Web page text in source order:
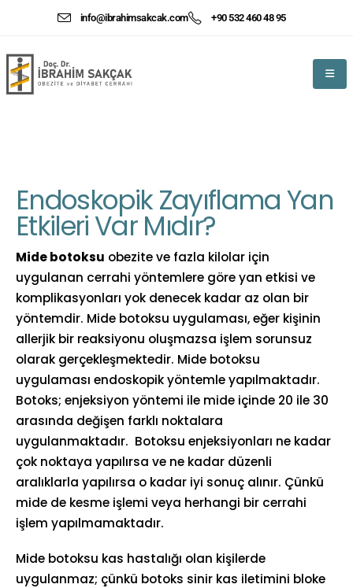
info@ibrahimsakcak.com +90 532 460 48 95
Endoskopik Zayıflama Yan
Etkileri Var Mıdır?
Mide botoksu obezite ve fazla kilolar için
uygulanan cerrahi yöntemlere göre yan etkisi ve
komplikasyonları yok denecek kadar az olan bir
yöntemdir. Mide botoksu uygulaması, eğer kişinin
allerjik bir reaksiyonu oluşmazsa işlem sorunsuz
olarak gerçekleşmektedir. Mide botoksu
uygulaması endoskopik yöntemle yapılmaktadır.
Botoks; enjeksiyon yöntemi ile mide içinde 20 ile 30
arasında değişen farklı noktalara
uygulanmaktadır. Botoksu enjeksiyonları ne kadar
çok noktaya yapılırsa ve ne kadar düzenli
aralıklarla yapılırsa o kadar iyi sonuç alınır. Çünkü
mide de kesme işlemi veya herhangi bir cerrahi
işlem yapılmamaktadır.
Mide botoksu kas hastalığı olan kişilerde
uygulanmaz; çünkü botoks sinir kas iletimini bloke